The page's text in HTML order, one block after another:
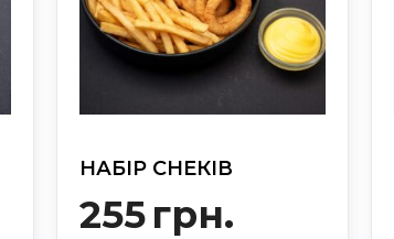
НАБІР СНЕКІВ
255грн.